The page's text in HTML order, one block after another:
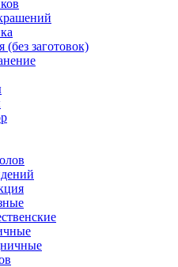
заготовок)